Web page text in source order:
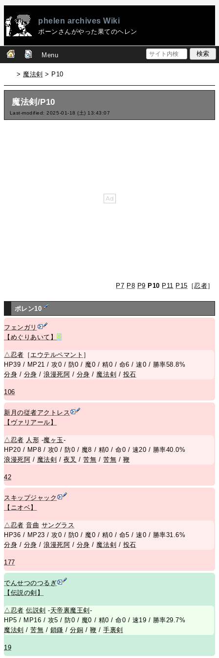
phelen archives Wiki
ポーンさんがやった果てのヘレン
Menu
> 魔法剣 > P10
魔法剣/P10
Last-modified: 2025-01-18 (土) 13:43:07
P7 P8 P9 P10 P11 P15 ［ 忍者］
ポレン10
フェンガリ
【めぐりあいて】
R
△忍者 ［ エウテルペマント ］
HP39 / MP21 / 攻0 / 防0 / 魔0 / 精0 / 命6 / 速0 / 勝率58.8%
分身 / 分身 /浪漫死阿 / 分身 / 魔法剣 / 投石
106
新月の従者アクトレス
【ヴァリアール】
△忍者 人形 -魔ヶ玉-
HP20 / MP8 / 攻0 / 防0 / 魔8 / 精0 / 命0 / 速20 / 勝率40.0%
浪漫死阿 / 魔法剣 / 夜叉 /苦無 / 苦無 / 鞭
42
スキップジャック
【ニオベ】
△ 忍者 音曲 サングラス
HP36 / MP23 / 攻0 / 防0 / 魔0 / 精0 / 命5 / 速0 / 勝率31.6%
分身 / 分身 /浪漫死阿 / 分身 / 魔法剣 / 投石
177
でんせつのつるぎ
【伝説の剣】
△ 忍者 伝説剣 -天帝裏魔王剣 -
HP5 / MP16 / 攻5 / 防0 / 魔0 / 精0 / 命0 / 速19 / 勝率29.7%
魔法剣 /苦無 / 鎖鎌 /分銅 / 鞭 /手裏剣
19